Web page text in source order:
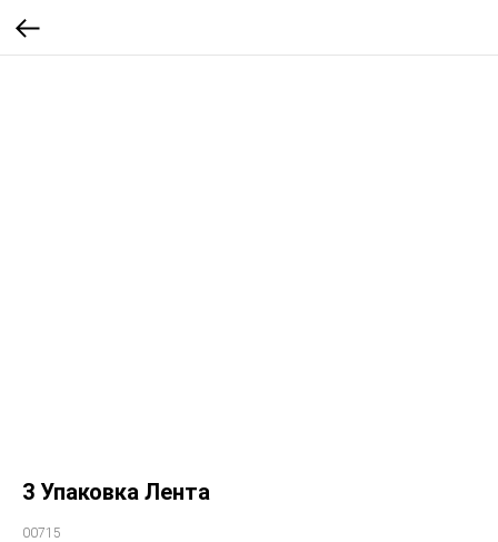
3 Упаковка Лента
00715